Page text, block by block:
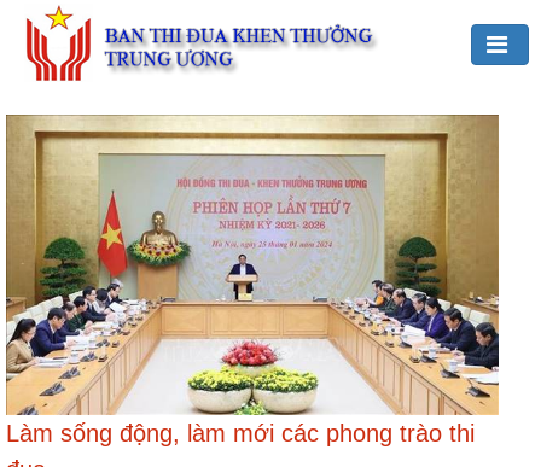
Đảng,
Bác
Hồ
với
TĐKT
Giới
thiệu
chung
Hoạt
động
của
Ban
Làm sống động, làm mới các phong trào thi